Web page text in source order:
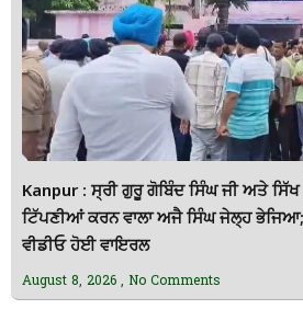
Kanpur : ਸ੍ਰੀ ਗੁਰੂ ਗੋਬਿੰਦ ਸਿੰਘ ਜੀ ਅਤੇ
ਟਿੱਪਣੀਆਂ ਕਰਨ ਵਾਲਾ ਅਜੈ ਸਿੰਘ ਜੇਲ੍ਹ ਭੇਜਿਆ;
ਵੀਡੀਓ ਹੋਈ ਵਾਇਰਲ
August 8, 2026 No Comments